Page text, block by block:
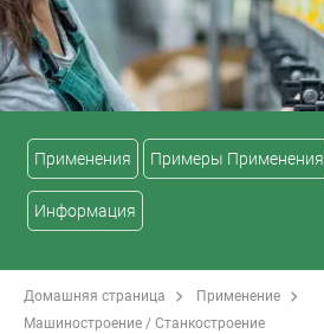
Применения Примеры Применения
Информация
Домашняя страница
Применение
Машиностроение / Станкостроение